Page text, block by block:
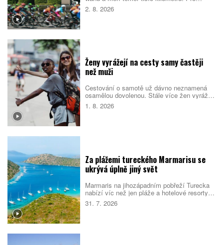
místní představuje oblíbený přechodový
rituál, turistům zase ukazuje odlehlé pobřeží,
2. 8. 2026
Ženy vyrážejí na cesty samy častěji
než muži
Cestování o samotě už dávno neznamená
osamělou dovolenou. Stále více žen vyráží
do světa bez partnera či rodiny, zároveň ale
vyhledává malé skupiny stejně naladěných
1. 8. 2026
Za plážemi tureckého Marmarisu se
ukrývá úplně jiný svět
Marmaris na jihozápadním pobřeží Turecka
nabízí víc než jen pláže a hotelové resorty.
Město obklopují borové lesy, zátoky s
průzračnou vodou i pozůstatky dávných
31. 7. 2026